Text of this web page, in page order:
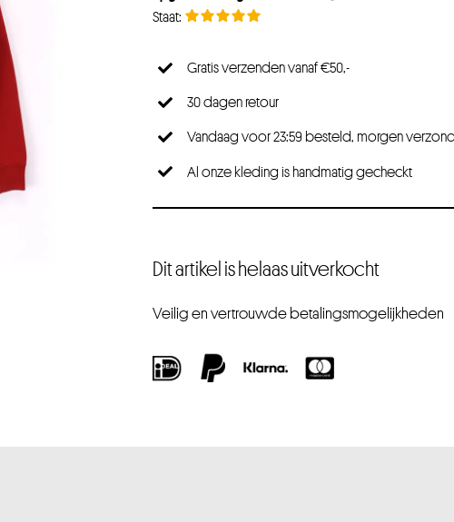
Gratis verzenden vanaf €50,-
30 dagen retour
Vandaag voor 23:59 besteld, morgen
Al onze kleding is handmatig gecheckt
Dit artikel is helaas uitverkocht
Veilig en vertrouwde betalingsmogelijkheden